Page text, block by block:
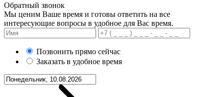
Обратный звонок
Мы ценим Ваше время и готовы ответить на все
интересующие вопросы в удобное для Вас время.
Позвонить прямо сейчас
Заказать в удобное время